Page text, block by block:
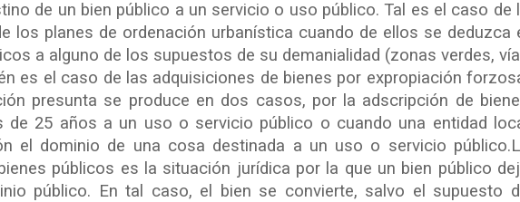
de un bien público a un servicio o uso público. Tal es el caso de
los planes de ordenación urbanística cuando de ellos se deduzca
a alguno de los supuestos de su demanialidad (zonas verdes,
es el caso de las adquisiciones de bienes por expropiación
presunta se produce en dos casos, por la adscripción de
de 25 años a un uso o servicio público o cuando una entidad
el dominio de una cosa destinada a un uso o servicio
públicos es la situación jurídica por la que un bien público
público. En tal caso, el bien se convierte, salvo el supuesto